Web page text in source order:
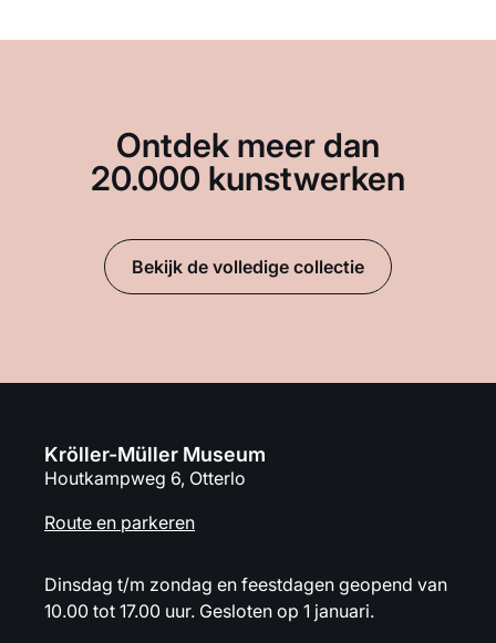
Ontdek meer dan
20.000 kunstwerken
Bekijk de volledige collectie
Kröller-Müller Museum
Houtkampweg 6, Otterlo
Route en parkeren
Dinsdag t/m zondag en feestdagen geopend van
10.00 tot 17.00 uur. Gesloten op 1 januari.